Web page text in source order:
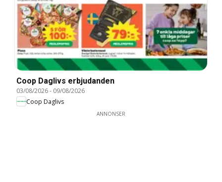
Coop Daglivs erbjudanden
03/08/2026- 09/08/2026
Coop Daglivs
ANNONSER